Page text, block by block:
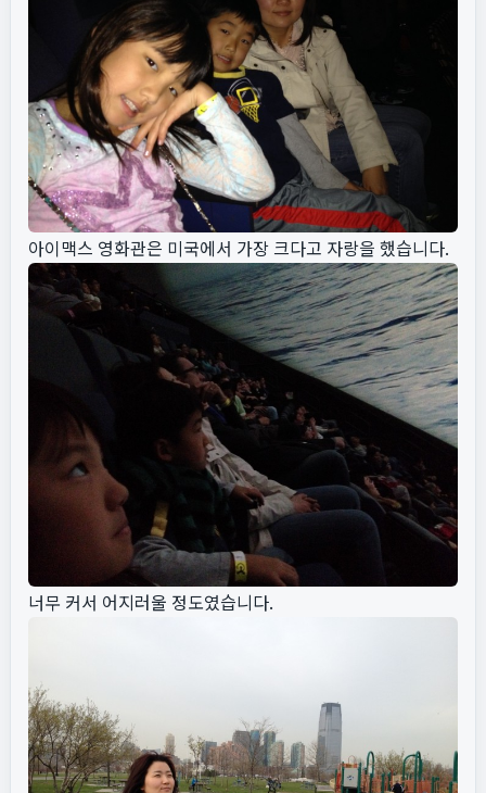
아이맥스 영화관은 미국에서 가장 크다고 자랑을 했습니다.
너무 커서 어지러울 정도였습니다.